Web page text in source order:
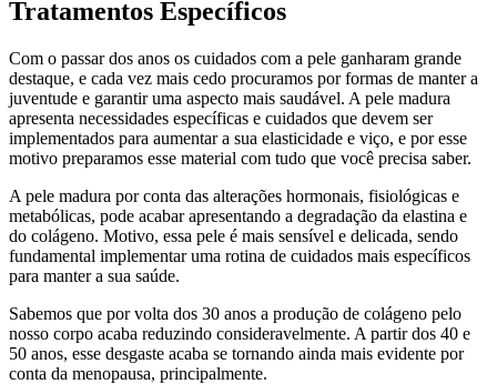
Tratamentos Específicos
Com o passar dos anos os cuidados com a pele ganharam grande
destaque, e cada vez mais cedo procuramos por formas de manter a
juventude e garantir uma aspecto mais saudável. A pele madura
apresenta necessidades específicas e cuidados que devem ser
implementados para aumentar a sua elasticidade e viço, e por esse
motivo preparamos esse material com tudo que você precisa saber.
A pele madura por conta das alterações hormonais, fisiológicas e
metabólicas, pode acabar apresentando a degradação da elastina e
do colágeno. Motivo, essa pele é mais sensível e delicada, sendo
fundamental implementar uma rotina de cuidados mais específicos
para manter a sua saúde.
Sabemos que por volta dos 30 anos a produção de colágeno pelo
nosso corpo acaba reduzindo consideravelmente. A partir dos 40 e
50 anos, esse desgaste acaba se tornando ainda mais evidente por
conta da menopausa, principalmente.